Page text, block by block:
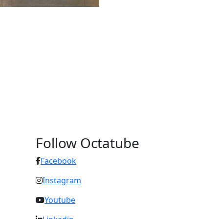
Follow Octatube
Facebook
Instagram
Youtube